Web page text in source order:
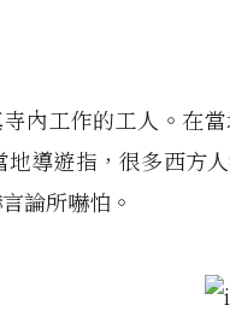
內工作的工人。在
地導遊指，很多西方
論所嚇怕。